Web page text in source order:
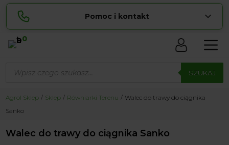
Pomoc i kontakt
Lucyna
pokaż numer
534 853 ... pokaż numer
biuro@ ...
0
produktów SZUKAJ
Agrol Sklep Sklep Równiarki Terenu
Walec do trawy do ciągnika
Sanko
Walec do trawy do ciągnika Sanko